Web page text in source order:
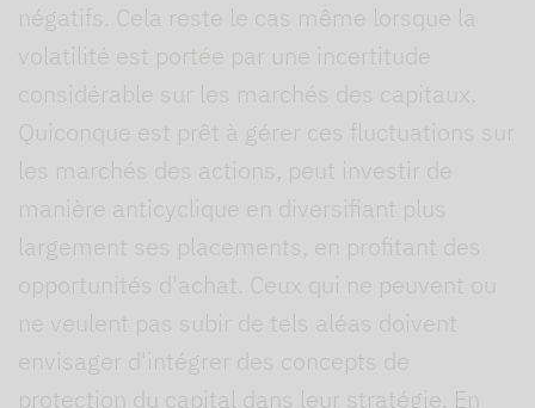
négatifs. Cela reste le cas même lorsque la
volatilité est portée par une incertitude
considérable sur les marchés des capitaux.
Quiconque est prêt à gérer ces fluctuations sur
les marchés des actions, peut investir de
manière anticyclique en diversifiant plus
largement ses placements, en profitant des
opportunités d'achat. Ceux qui ne peuvent ou
ne veulent pas subir de tels aléas doivent
envisager d'intégrer des concepts de
protection du capital dans leur stratégie. En